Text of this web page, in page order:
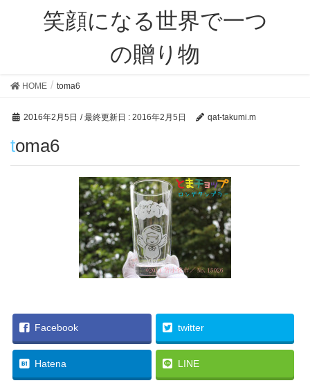
笑顔になる世界で一つ
の贈り物
HOME toma6
2016年2月5日 / 最終更新日 : 2016年2月5日 qat-takumi.m
toma6
Facebook twitter
Hatena LINE